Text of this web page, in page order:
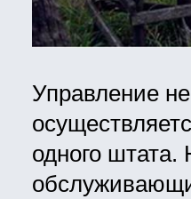
Управление
одного